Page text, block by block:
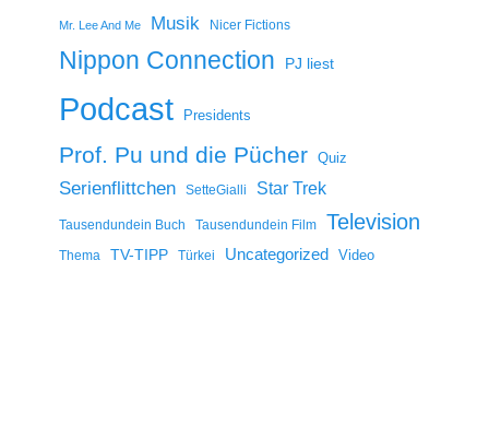
Mr. Lee And Me Musik Nicer Fictions
Nippon Connection PJ liest
Podcast Presidents
Prof. Pu und die Pücher Quiz
Serienflittchen SetteGialli Star Trek
Tausendundein Buch Tausendundein Film Television
Thema TV-TIPP Türkei Uncategorized Video